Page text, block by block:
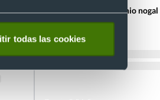
todas las cookies
Set bolígrafo en aluminio
nogal
Recíbelo